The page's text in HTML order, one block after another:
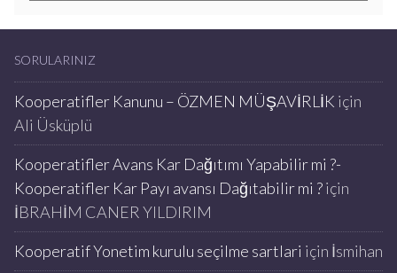
SORULARINIZ
Kooperatifler Kanunu – ÖZMEN MÜŞAVİRLİK için
Ali Üsküplü
Kooperatifler Avans Kar Dağıtımı Yapabilir mi ?-
Kooperatifler Kar Payı avansı Dağıtabilir mi ?için
İBRAHİM CANER YILDIRIM
Kooperatif Yonetim kurulu seçilme sartlari için İsmihan